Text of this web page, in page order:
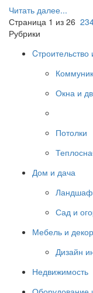
Читать далее...
Страница 1 из 26 23
Рубрики
Окна и
Потолки
Дом и дача
Сад и
Мебель и декор
Дизайн
Недвижимость